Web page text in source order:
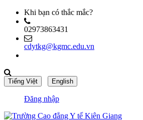
Khi bạn có thắc mắc?
02973863431
cdytkg@kgmc.edu.vn
Đăng nhập